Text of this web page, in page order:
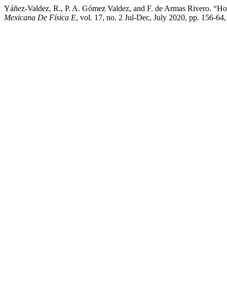
Yáñez-Valdez, R., P. A. Gómez Valdez, and F. de Armas Rivero.
Mexicana De Física E, vol. 17, no. 2 Jul-Dec, July 2020, pp. 156-